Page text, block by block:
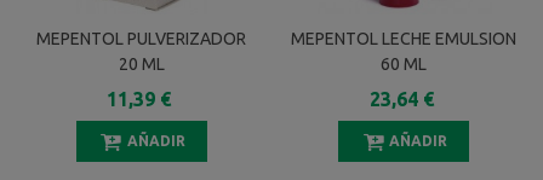
MEPENTOL PULVERIZADOR
20 ML
11,39 €
AÑADIR
MEPENTOL LECHE EMULSION
60 ML
23,64 €
AÑADIR